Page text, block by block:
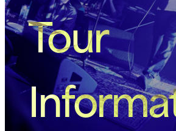
Tour